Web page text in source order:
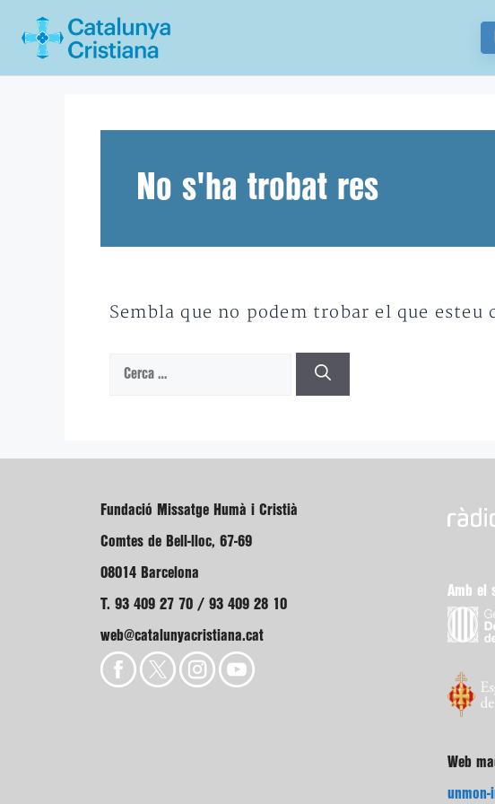
No s'ha trobat res
Sembla que no podem trobar el que
Cerca:
Fundació Missatge Humà i Cristià
Comtes de Bell-lloc, 67-69
08014 Barcelona
T. 93 409 27 70 / 93 409 28 10
web@catalunyacristiana.cat
Amb el
Web
unmon-